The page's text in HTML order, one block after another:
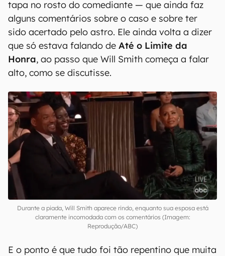
tapa no rosto do comediante — que ainda faz
alguns comentários sobre o caso e sobre ter
sido acertado pelo astro. Ele ainda volta a dizer
que só estava falando de Até o Limite da
Honra, ao passo que Will Smith começa a falar
alto, como se discutisse.
Durante a piada, Will Smith aparece rindo, enquanto sua esposa está
claramente incomodada com os comentários (Imagem:
Reprodução/ABC)
E o ponto é que tudo foi tão repentino que muita